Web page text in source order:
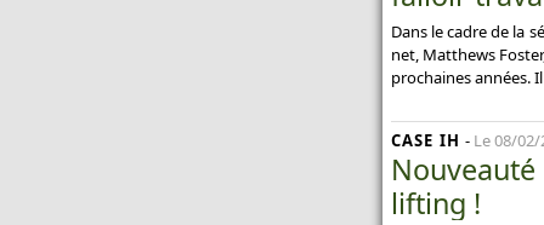
Dans le cadre de la
net, Matthews
prochaines années.
CASE IH - Le 08/02/
lifting !